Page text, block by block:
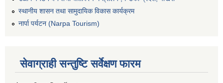
स्थानीय शासन तथा सामुदायिक विकास कार्यक्रम
नार्पा पर्यटन (Narpa Tourism)
सेवाग्राही सन्तुष्टि सर्वेक्षण फारम